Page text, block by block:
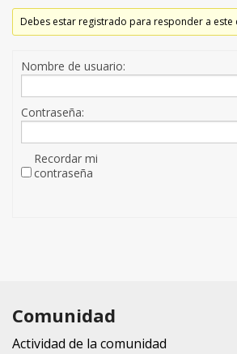
Debes estar registrado para responder a este
Nombre de usuario:
Contraseña:
Recordar mi
contraseña
Comunidad
Actividad de la comunidad